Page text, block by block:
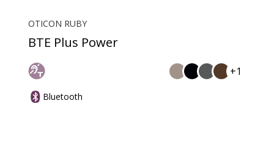
OTICON RUBY
BTE Plus Power
+1
Bluetooth